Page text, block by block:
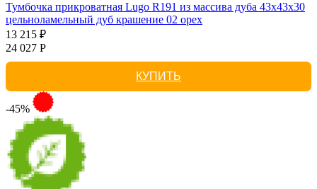
Тумбочка прикроватная Lugo R191 из массива дуба 43х43х30
цельноламельный дуб крашение 02 орех
13 215 ₽
24 027 Р
КУПИТЬ
-45%